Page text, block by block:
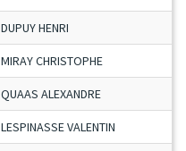
DUPUY HENRI
MIRAY CHRISTOPHE
QUAAS ALEXANDRE
LESPINASSE VALENTIN